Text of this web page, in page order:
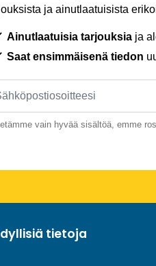
ja ainutlaatuisista
Ainutlaatuisia tarjouksia ja
Saat ensimmäisenä tiedon
vain hyvää sisältöä, emme
tietoja